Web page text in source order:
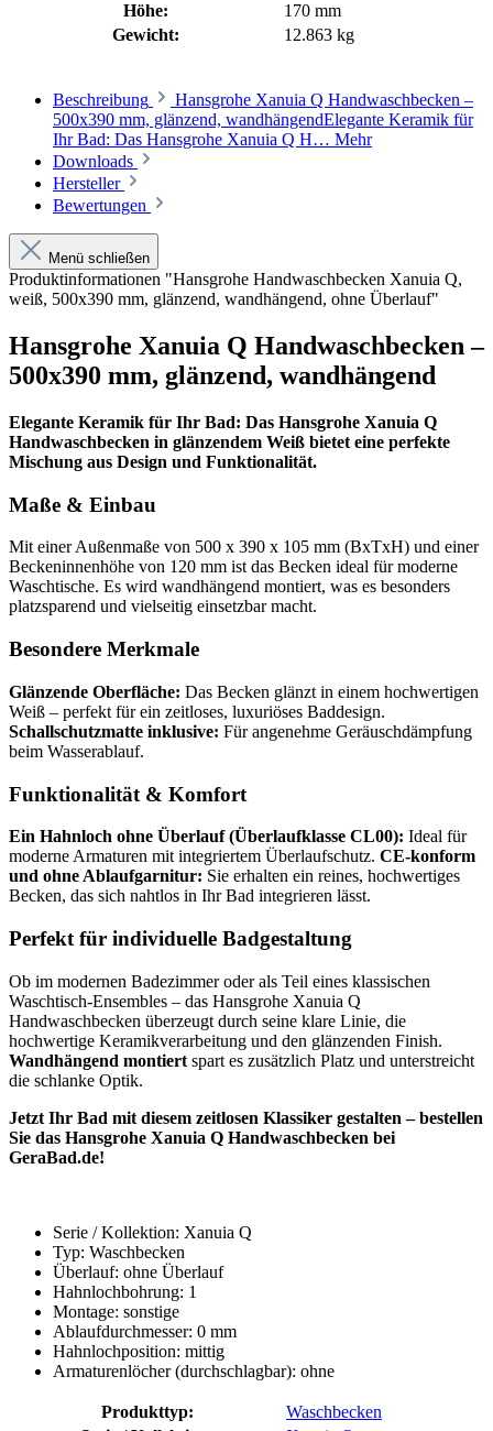
Höhe:
170 mm
Gewicht:
12.863 kg
Beschreibung
Hansgrohe Xanuia Q Handwaschbecken –
500x390 mm, glänzend, wandhängendElegante Keramik für
Ihr Bad: Das Hansgrohe Xanuia Q H… Mehr
Downloads
Hersteller
Bewertungen
Menü schließen
Produktinformationen "Hansgrohe Handwaschbecken Xanuia Q,
weiß, 500x390 mm, glänzend, wandhängend, ohne Überlauf"
Hansgrohe Xanuia Q Handwaschbecken –
500x390 mm, glänzend, wandhängend
Elegante Keramik für Ihr Bad: Das Hansgrohe Xanuia Q
Handwaschbecken in glänzendem Weiß bietet eine perfekte
Mischung aus Design und Funktionalität.
Maße & Einbau
Mit einer Außenmaße von 500 x 390 x 105 mm (BxTxH) und einer
Beckeninnenhöhe von 120 mm ist das Becken ideal für moderne
Waschtische. Es wird wandhängend montiert, was es besonders
platzsparend und vielseitig einsetzbar macht.
Besondere Merkmale
Glänzende Oberfläche: Das Becken glänzt in einem hochwertigen
Weiß – perfekt für ein zeitloses, luxuriöses Baddesign.
Schallschutzmatte inklusive: Für angenehme Geräuschdämpfung
beim Wasserablauf.
Funktionalität & Komfort
Ein Hahnloch ohne Überlauf (Überlaufklasse CL00): Ideal für
moderne Armaturen mit integriertem Überlaufschutz. CE-konform
und ohne Ablaufgarnitur: Sie erhalten ein reines, hochwertiges
Becken, das sich nahtlos in Ihr Bad integrieren lässt.
Perfekt für individuelle Badgestaltung
Ob im modernen Badezimmer oder als Teil eines klassischen
Waschtisch-Ensembles – das Hansgrohe Xanuia Q
Handwaschbecken überzeugt durch seine klare Linie, die
hochwertige Keramikverarbeitung und den glänzenden Finish.
Wandhängend montiert spart es zusätzlich Platz und unterstreicht
die schlanke Optik.
Jetzt Ihr Bad mit diesem zeitlosen Klassiker gestalten – bestellen
Sie das Hansgrohe Xanuia Q Handwaschbecken bei
GeraBad.de!
Serie / Kollektion: Xanuia Q
Typ: Waschbecken
Überlauf: ohne Überlauf
Hahnlochbohrung: 1
Montage: sonstige
Ablaufdurchmesser: 0 mm
Hahnlochposition: mittig
Armaturenlöcher (durchschlagbar): ohne
Produkttyp:
Waschbecken